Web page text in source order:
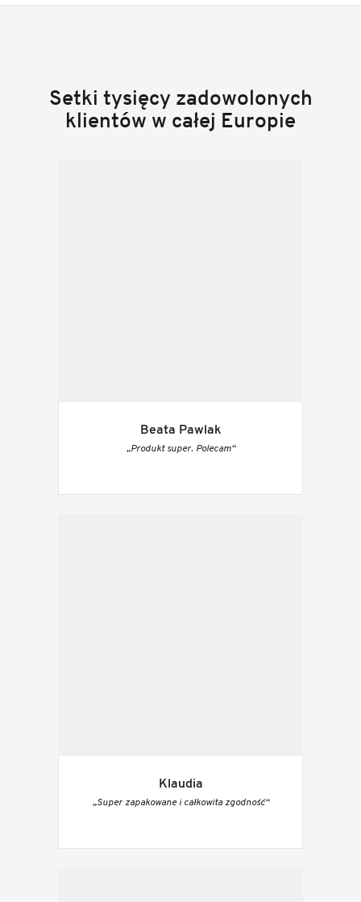
Setki tysięcy zadowolonych
klientów w całej Europie
Beata Pawlak
„Produkt super. Polecam“
Klaudia
„Super zapakowane i całkowita zgodność“